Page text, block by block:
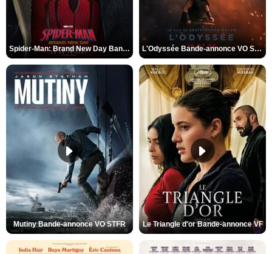
Spider-Man: Brand New Day Bande-annonce VO STFR L'Odyssée Bande-annonce VO STFR
Mutiny Bande-annonce VO STFR Le Triangle d'or Bande-annonce VF